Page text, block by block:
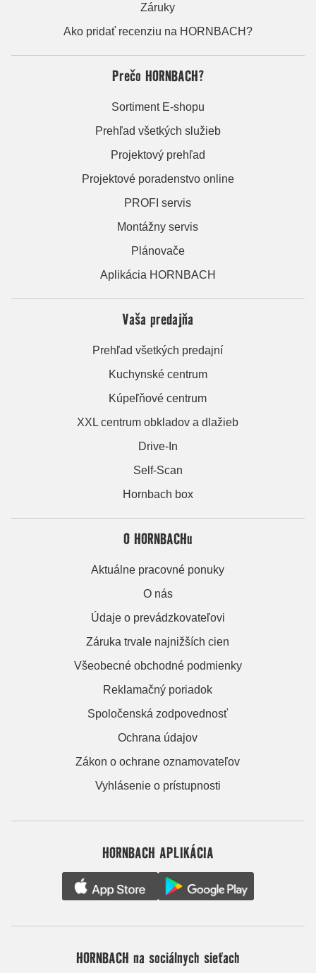
Záruky
Ako pridať recenziu na HORNBACH?
Prečo HORNBACH?
Sortiment E-shopu
Prehľad všetkých služieb
Projektový prehľad
Projektové poradenstvo online
PROFI servis
Montážny servis
Plánovače
Aplikácia HORNBACH
Vaša predajňa
Prehľad všetkých predajní
Kuchynské centrum
Kúpeľňové centrum
XXL centrum obkladov a dlažieb
Drive-In
Self-Scan
Hornbach box
O HORNBACHu
Aktuálne pracovné ponuky
O nás
Údaje o prevádzkovateľovi
Záruka trvale najnižších cien
Všeobecné obchodné podmienky
Reklamačný poriadok
Spoločenská zodpovednosť
Ochrana údajov
Zákon o ochrane oznamovateľov
Vyhlásenie o prístupnosti
HORNBACH APLIKÁCIA
HORNBACH na sociálnych sieťach